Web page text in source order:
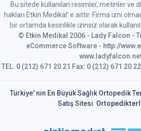
Bu sitede kullanılan resimler, metinler ve
hakları Etkin Medikal' e aittir. Firma izni
bir ortamda kesinlikle izinsiz olarak
© Etkin Medikal 2006 - Lady Falcon -
eCommerce Software - http://
TEL: 0 (212) 671 20 21 Fax: 0 (212) 671 20
Türkiye' nin En Büyük Sağlık Ortopedik
Satış Sitesi